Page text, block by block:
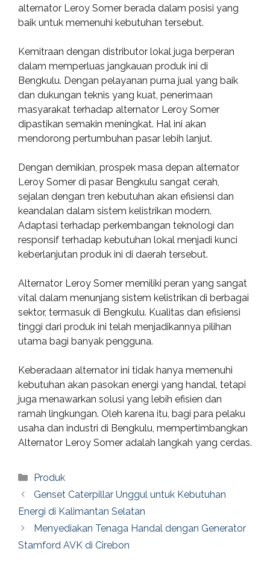
alternator Leroy Somer berada dalam posisi yang
baik untuk memenuhi kebutuhan tersebut.
Kemitraan dengan distributor lokal juga berperan
dalam memperluas jangkauan produk ini di
Bengkulu. Dengan pelayanan purna jual yang baik
dan dukungan teknis yang kuat, penerimaan
masyarakat terhadap alternator Leroy Somer
dipastikan semakin meningkat. Hal ini akan
mendorong pertumbuhan pasar lebih lanjut.
Dengan demikian, prospek masa depan alternator
Leroy Somer di pasar Bengkulu sangat cerah,
sejalan dengan tren kebutuhan akan efisiensi dan
keandalan dalam sistem kelistrikan modern.
Adaptasi terhadap perkembangan teknologi dan
responsif terhadap kebutuhan lokal menjadi kunci
keberlanjutan produk ini di daerah tersebut.
Alternator Leroy Somer memiliki peran yang sangat
vital dalam menunjang sistem kelistrikan di berbagai
sektor, termasuk di Bengkulu. Kualitas dan efisiensi
tinggi dari produk ini telah menjadikannya pilihan
utama bagi banyak pengguna.
Keberadaan alternator ini tidak hanya memenuhi
kebutuhan akan pasokan energi yang handal, tetapi
juga menawarkan solusi yang lebih efisien dan
ramah lingkungan. Oleh karena itu, bagi para pelaku
usaha dan industri di Bengkulu, mempertimbangkan
Alternator Leroy Somer adalah langkah yang cerdas.
Categories
Produk
Genset Caterpillar Unggul untuk Kebutuhan
Energi di Kalimantan Selatan
Menyediakan Tenaga Handal dengan Generator
Stamford AVK di Cirebon